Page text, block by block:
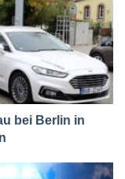
bei Berlin in